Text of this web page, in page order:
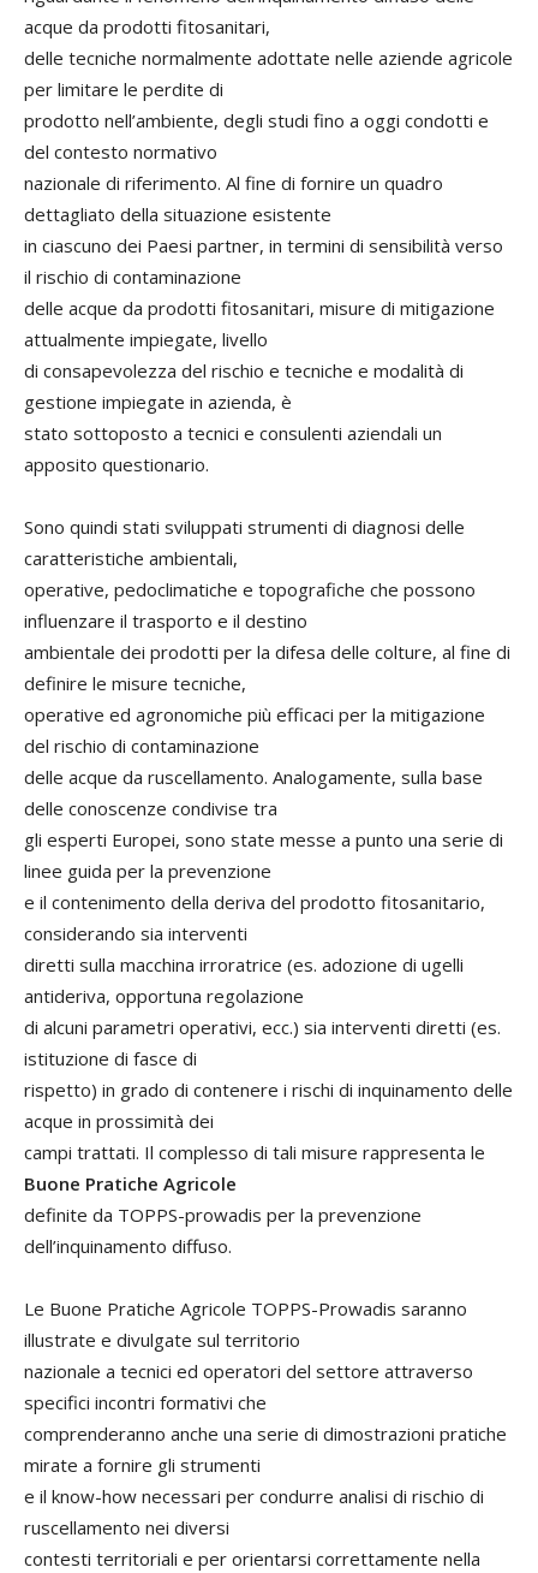
acque da prodotti fitosanitari,
delle tecniche normalmente adottate nelle aziende agricole
per limitare le perdite di
prodotto nell’ambiente, degli studi fino a oggi condotti e
del contesto normativo
nazionale di riferimento. Al fine di fornire un quadro
dettagliato della situazione esistente
in ciascuno dei Paesi partner, in termini di sensibilità verso
il rischio di contaminazione
delle acque da prodotti fitosanitari, misure di mitigazione
attualmente impiegate, livello
di consapevolezza del rischio e tecniche e modalità di
gestione impiegate in azienda, è
stato sottoposto a tecnici e consulenti aziendali un
apposito questionario.
Sono quindi stati sviluppati strumenti di diagnosi delle
caratteristiche ambientali,
operative, pedoclimatiche e topografiche che possono
influenzare il trasporto e il destino
ambientale dei prodotti per la difesa delle colture, al fine di
definire le misure tecniche,
operative ed agronomiche più efficaci per la mitigazione
del rischio di contaminazione
delle acque da ruscellamento. Analogamente, sulla base
delle conoscenze condivise tra
gli esperti Europei, sono state messe a punto una serie di
linee guida per la prevenzione
e il contenimento della deriva del prodotto fitosanitario,
considerando sia interventi
diretti sulla macchina irroratrice (es. adozione di ugelli
antideriva, opportuna regolazione
di alcuni parametri operativi, ecc.) sia interventi diretti (es.
istituzione di fasce di
rispetto) in grado di contenere i rischi di inquinamento delle
acque in prossimità dei
campi trattati. Il complesso di tali misure rappresenta le
Buone Pratiche Agricole
definite da TOPPS-prowadis per la prevenzione
dell’inquinamento diffuso.
Le Buone Pratiche Agricole TOPPS-Prowadis saranno
illustrate e divulgate sul territorio
nazionale a tecnici ed operatori del settore attraverso
specifici incontri formativi che
comprenderanno anche una serie di dimostrazioni pratiche
mirate a fornire gli strumenti
e il know-how necessari per condurre analisi di rischio di
ruscellamento nei diversi
contesti territoriali e per orientarsi correttamente nella